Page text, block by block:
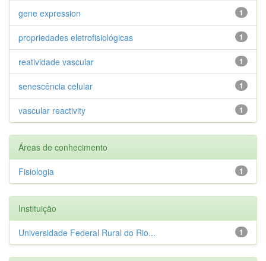
1
gene expression
1
propriedades eletrofisiológicas
1
reatividade vascular
1
senescência celular
1
vascular reactivity
Áreas de conhecimento
1
Fisiologia
Instituição
1
Universidade Federal Rural do Rio...